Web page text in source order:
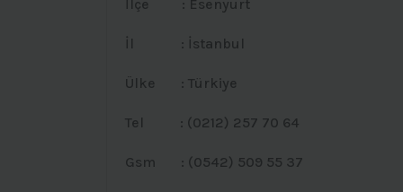
İlçe : Esenyurt
İl : İstanbul
Ülke : Türkiye
Tel : (0212) 257 70 64
Gsm : (0542) 509 55 37